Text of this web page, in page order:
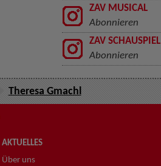
ZAV MUSICAL
Abonnieren
ZAV SCHAUSPIEL
Abonnieren
Theresa Gmachl
AKTUELLES
Über uns